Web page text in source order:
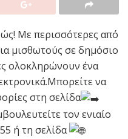
Με περισσότερες από
μισθωτούς σε δημόσιο
ολοκληρώνουν ένα
να
στη σελίδα
τον ενιαίο
ή τη σελίδα